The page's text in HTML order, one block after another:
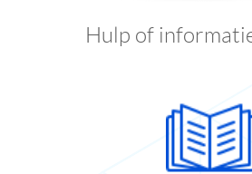
Hulp of